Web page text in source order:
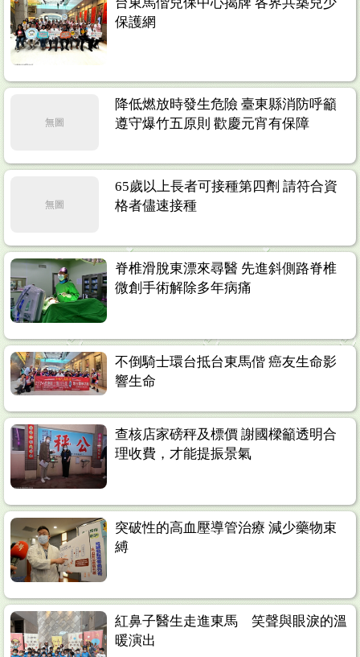
保護網
無圖
降低燃放時發生危險 臺東縣消防呼籲
遵守爆竹五原則 歡慶元宵有保障
無圖
65歲以上長者可接種第四劑 請符合資
格者儘速接種
脊椎滑脫東漂來尋醫 先進斜側路脊椎
微創手術解除多年病痛
不倒騎士環台抵台東馬偕 癌友生命影
響生命
查核店家磅秤及標價 謝國樑籲透明合
理收費，才能提振景氣
突破性的高血壓導管治療 減少藥物束
縛
紅鼻子醫生走進東馬 笑聲與眼淚的溫
暖演出